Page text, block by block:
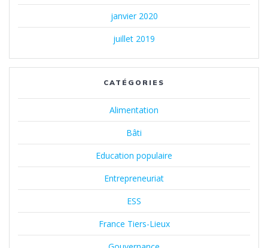
janvier 2020
juillet 2019
CATÉGORIES
Alimentation
Bâti
Education populaire
Entrepreneuriat
ESS
France Tiers-Lieux